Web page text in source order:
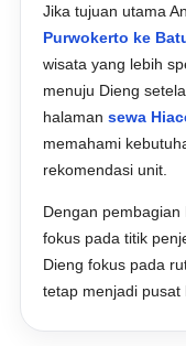
Jika tujuan utama
Purwokerto ke
wisata yang lebih
menuju Dieng
halamansewa
memahami
rekomendasi unit.
Dengan
fokus pada titik
Dieng fokus pada
tetap menjadi pusat